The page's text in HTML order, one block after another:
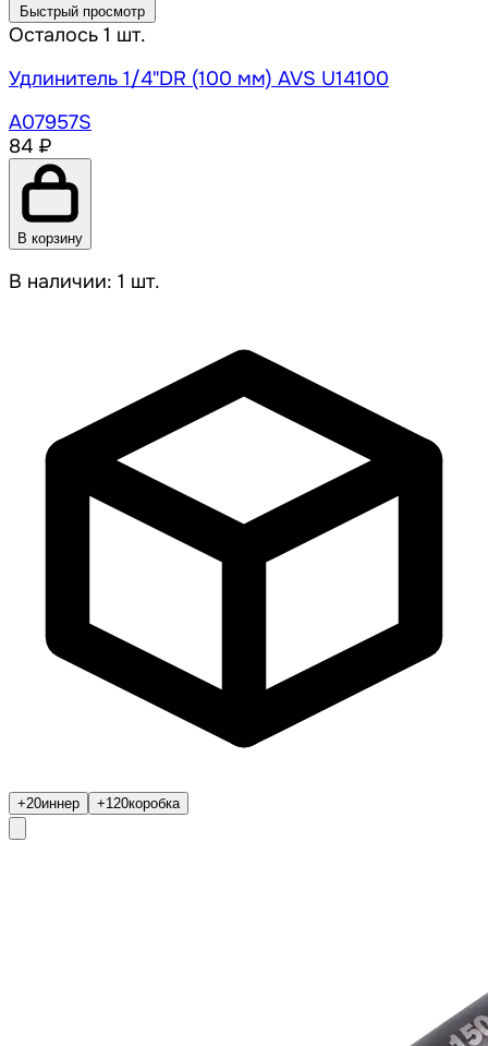
Быстрый просмотр
Осталось 1 шт.
Удлинитель 1/4"DR (100 мм) AVS U14100
A07957S
84 ₽
В корзину
В наличии: 1 шт.
+20иннер +120коробка